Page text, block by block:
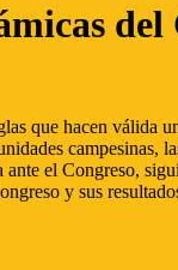
que hacen válida
el Congreso,
y sus